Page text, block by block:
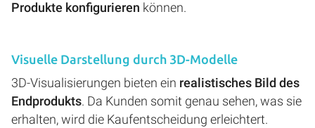
Produkte konfigurieren können.
Visuelle Darstellung durch 3D-Modelle
3D-Visualisierungen bieten ein realistisches Bild des
Endprodukts. Da Kunden somit genau sehen, was sie
erhalten, wird die Kaufentscheidung erleichtert.